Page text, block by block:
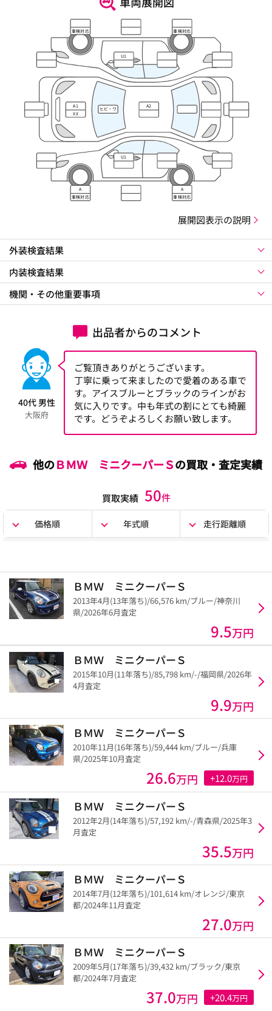
車検対応 車検対応
U1
A1
XX
ヒビ・ワ
レ・キズ
A2
U1
A
車検対応
A
車検対応
展開図表示の説明
外装検査結果
内装検査結果
機関・その他重要事項
出品者からのコメント
40代 男性
大阪府
ご覧頂きありがとうございます。
丁寧に乗って来ましたので愛着のある車で
す。アイスブルーとブラックのラインがお
気に入りです。中も年式の割にとても綺麗
です。どうぞよろしくお願い致します。
他のＢＭＷ ミニクーパーＳの買取・査定実績
買取実績 50件
価格順 年式順 走行距離順
ＢＭＷ ミニクーパーＳ
2013年4月(13年落ち)/66,576 km/ブルー/神奈川
県/2026年6月査定
9.5万円
ＢＭＷ ミニクーパーＳ
2015年10月(11年落ち)/85,798 km/-/福岡県/2026年
4月査定
9.9万円
ＢＭＷ ミニクーパーＳ
2010年11月(16年落ち)/59,444 km/ブルー/兵庫
県/2025年10月査定
26.6万円 +12.0万円
ＢＭＷ ミニクーパーＳ
2012年2月(14年落ち)/57,192 km/-/青森県/2025年3
月査定
35.5万円
ＢＭＷ ミニクーパーＳ
2014年7月(12年落ち)/101,614 km/オレンジ/東京
都/2024年11月査定
27.0万円
ＢＭＷ ミニクーパーＳ
2009年5月(17年落ち)/39,432 km/ブラック/東京
都/2024年7月査定
37.0万円 +20.4万円